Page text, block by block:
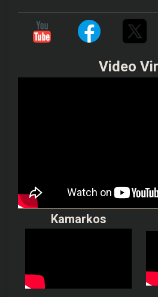
Video
Kamarkos